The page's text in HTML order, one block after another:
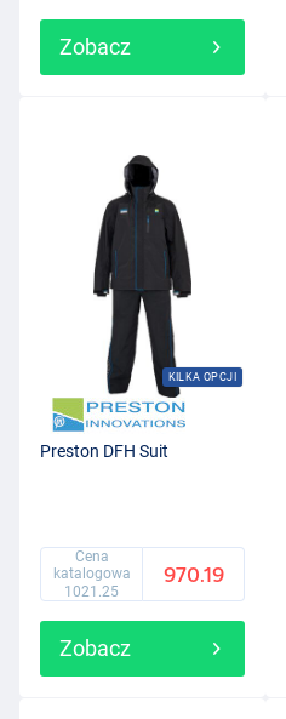
Zobacz
KILKA OPCJI
Preston DFH Suit
Cena
katalogowa
1021.25
970.19
Zobacz